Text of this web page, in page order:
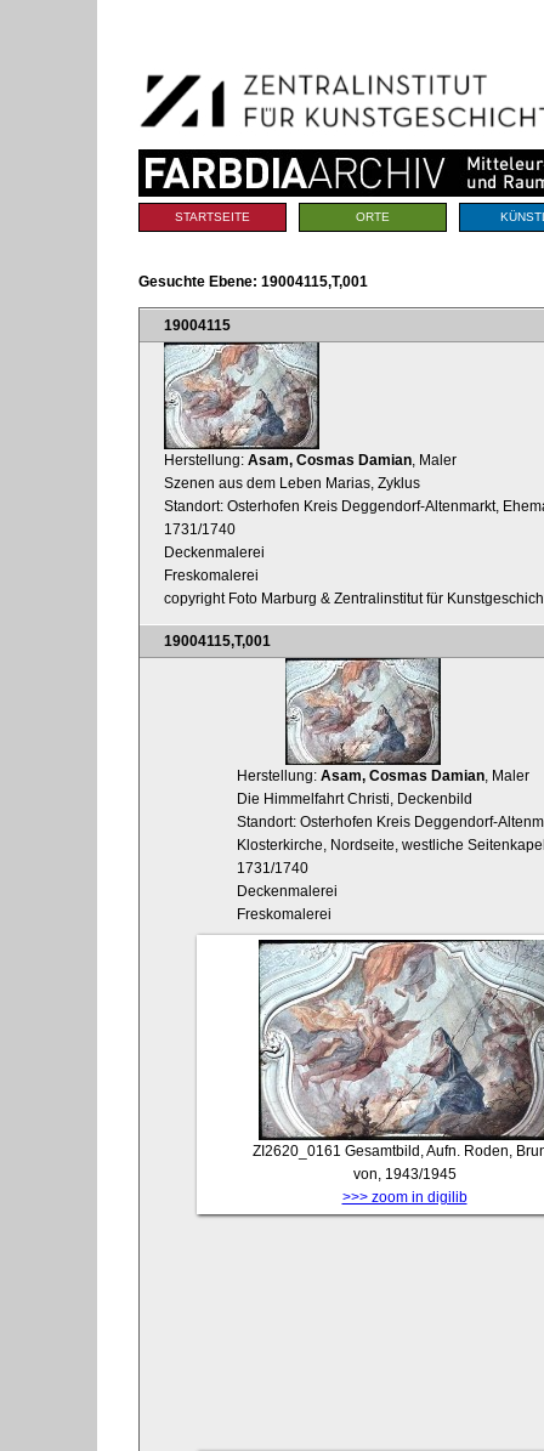
Navigation
Sektionen
STARTSEITE ORTE
Gesuchte Ebene: 19004115,T,001
19004115
Herstellung: Asam, Cosmas Damian , Maler
Szenen aus dem Leben Marias, Zyklus
Standort: Osterhofen Kreis Deggendorf-Altenmarkt,
1731/1740
Deckenmalerei
Freskomalerei
copyright Foto Marburg & Zentralinstitut für
19004115,T,001
Herstellung: Asam, Cosmas Damian, Maler
Die Himmelfahrt Christi, Deckenbild
Standort: Osterhofen Kreis Deggendorf-
Klosterkirche, Nordseite, westliche
1731/1740
Deckenmalerei
Freskomalerei
ZI2620_0161 Gesamtbild, Aufn. Roden,
von, 1943/1945
>>> zoom in digilib